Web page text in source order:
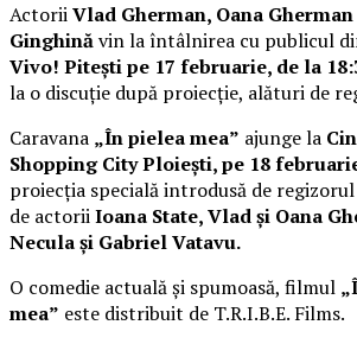
ActoriiVlad Gherman, Oana
Ginghinăvin la întâlnirea cu publicul
Vivo! Pitești pe 17 februarie, de la
la o discuție după proiecție, alături de
Caravana „În pielea mea” ajunge la
Shopping City Ploiești, pe 18
proiecția specială introdusă de regizorul
de actoriiIoana State, Vlad și Oana
Necula și Gabriel Vatavu.
O comedie actuală și spumoasă, filmul
mea” este distribuit de T.R.I.B.E. Films.